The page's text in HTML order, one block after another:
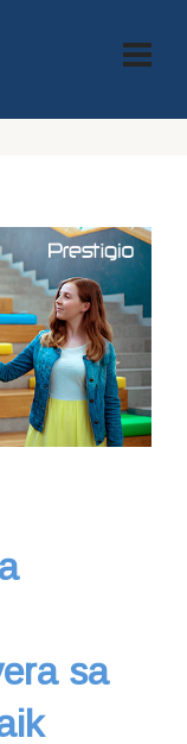
SURADNJU I
MOZAIK
sa